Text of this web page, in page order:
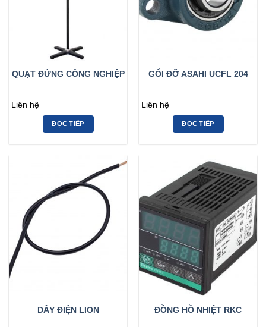
QUẠT ĐỨNG CÔNG NGHIỆP
Liên hệ
ĐỌC TIẾP
GỐI ĐỠ ASAHI UCFL 204
Liên hệ
ĐỌC TIẾP
DÂY ĐIỆN LION ĐỒNG HỒ NHIỆT RKC